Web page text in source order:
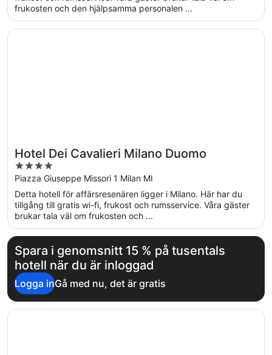
frukosten och den hjälpsamma personalen ...
Hotel Dei Cavalieri Milano Duomo
4
out
of
5
Piazza Giuseppe Missori 1 Milan MI
Detta hotell för affärsresenären ligger i Milano. Här har du
tillgång till gratis wi-fi, frukost och rumsservice. Våra gäster
brukar tala väl om frukosten och ...
Öppnas i ett nytt fönster
Hotel Dei Cavalieri Milano Duomo
Spara i genomsnitt 15 % på tusentals
hotell när du är inloggad
Logga inGå med nu, det är gratis
Öppnas i ett nytt fönster
Hotel Cavour